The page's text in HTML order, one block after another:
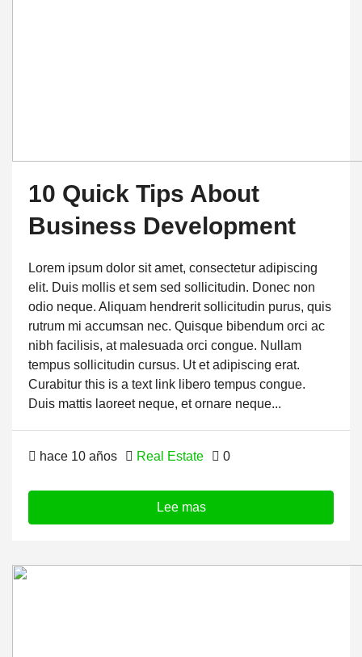
10 Quick Tips About
Business Development
Lorem ipsum dolor sit amet, consectetur adipiscing
elit. Duis mollis et sem sed sollicitudin. Donec non
odio neque. Aliquam hendrerit sollicitudin purus, quis
rutrum mi accumsan nec. Quisque bibendum orci ac
nibh facilisis, at malesuada orci congue. Nullam
tempus sollicitudin cursus. Ut et adipiscing erat.
Curabitur this is a text link libero tempus congue.
Duis mattis laoreet neque, et ornare neque...
hace 10 años Real Estate 0
Lee mas